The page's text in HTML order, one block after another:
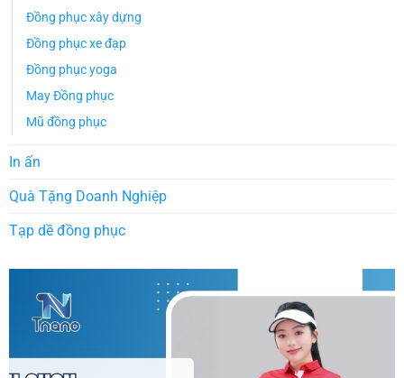
Đồng phục xây dựng
Đồng phục xe đạp
Đồng phục yoga
May Đồng phục
Mũ đồng phục
In ấn
Quà Tặng Doanh Nghiệp
Tạp dề đồng phục